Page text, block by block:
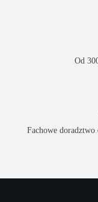
Od
Fachowe doradztwo